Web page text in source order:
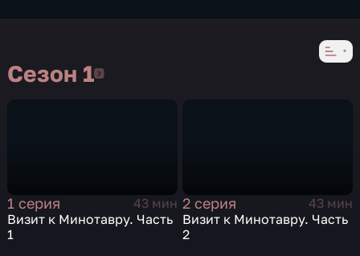
Сезон 1Сезон 1
1 серия
43 мин
Визит к Минотавру. Часть
1
2 серия
43 мин
Визит к Минотавру. Часть
2